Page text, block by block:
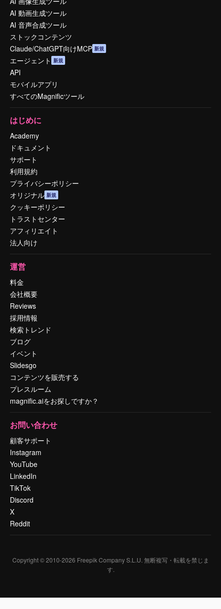
AI 動画生成ツール
AI 音声合成ツール
ストックコンテンツ
Claude/ChatGPT向けMCP 新規
エージェント 新規
API
モバイルアプリ
すべてのMagnificツール
はじめに
Academy
ドキュメント
サポート
利用規約
プライバシーポリシー
オリジナル 新規
クッキーポリシー
トラストセンター
アフィリエイト
法人向け
運営
料金
会社概要
Reviews
採用情報
検索トレンド
ブログ
イベント
Slidesgo
コンテンツを販売する
プレスルーム
magnific.aiをお探しですか？
お問い合わせ
顧客サポート
Instagram
YouTube
LinkedIn
TikTok
Discord
X
Reddit
Copyright © 2010-2026 Freepik Company S.L.U. 無断複写・転載を禁じま
す.